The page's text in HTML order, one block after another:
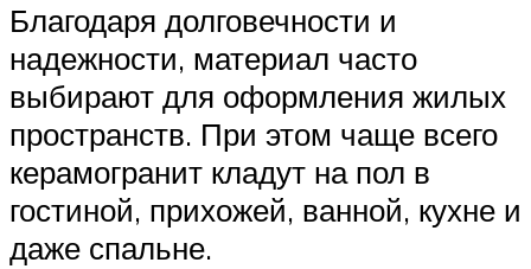
Благодаря долговечности и
надежности, материал часто
выбирают для оформления жилых
пространств. При этом чаще всего
керамогранит кладут на пол в
гостиной, прихожей, ванной, кухне и
даже спальне.